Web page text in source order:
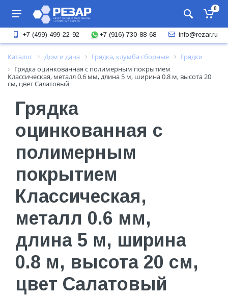
0
+7 (499) 499-22-92 +7 (916) 730-88-68 info@rezar.ru
Каталог Дом и дача Грядка, клумба сборные
Грядки
Грядка оцинкованная с полимерным покрытием
Классическая, металл 0.6 мм, длина 5 м, ширина 0.8 м, высота 20
см, цвет Салатовый
Грядка
оцинкованная с
полимерным
покрытием
Классическая,
металл 0.6 мм,
длина 5 м, ширина
0.8 м, высота 20 см,
цвет Салатовый